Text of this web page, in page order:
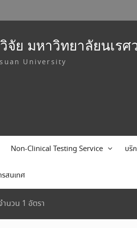
จัย มหาวิทยาลัยนเรศ
University
Non-Clinical Testing Service บริ
รสนเทศ
ำนวน 1 อัตรา